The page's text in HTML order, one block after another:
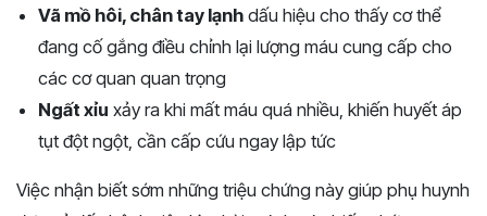
Vã mồ hôi, chân tay lạnh dấu hiệu cho thấy cơ thể
đang cố gắng điều chỉnh lại lượng máu cung cấp cho
các cơ quan quan trọng
Ngất xỉu xảy ra khi mất máu quá nhiều, khiến huyết áp
tụt đột ngột, cần cấp cứu ngay lập tức
Việc nhận biết sớm những triệu chứng này giúp phụ huynh